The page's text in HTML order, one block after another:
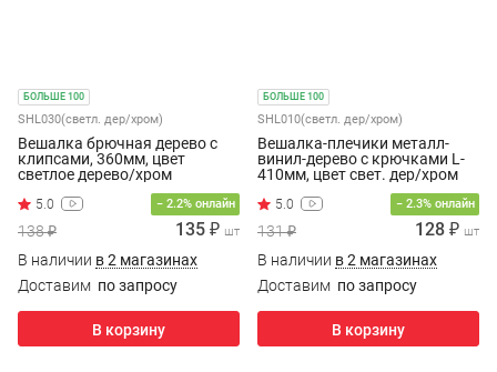
БОЛЬШЕ 100
SHL030(светл. дер/хром)
Вешалка брючная дерево с
клипсами, 360мм, цвет
светлое дерево/хром
− 2.2% онлайн
138 ₽ 135 ₽ шт
В наличии в 2 магазинах
Доставим по запросу
В корзину
БОЛЬШЕ 100
SHL010(светл. дер/хром)
Вешалка-плечики металл-
винил-дерево с крючками L-
410мм, цвет свет. дер/хром
− 2.3% онлайн
131 ₽ 128 ₽ шт
В наличии в 2 магазинах
Доставим по запросу
В корзину